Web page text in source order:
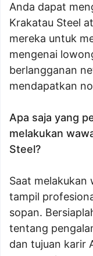
Anda dapat
Krakatau Steel
mereka untuk
mengenai
berlangganan
mendapatkan
Apa saja yang
melakukan
Steel?
Saat melakukan
tampil
sopan.
tentang
dan tujuan karir